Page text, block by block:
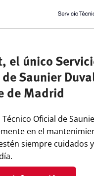
el único
Saunier
de Madrid
Técnico Oficial de
en el
siempre cuidados